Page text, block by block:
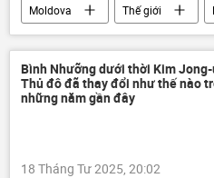
Moldova Thế giới
Chính trị
thông tin
tôn giáo
Bình Nhưỡng dưới thời Kim
Thủ đô đã thay đổi như thế nào
những năm gần đây
18 Tháng Tư 2025, 20:02